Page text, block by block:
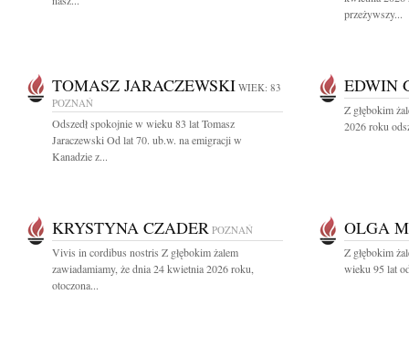
przeżywszy...
TOMASZ JARACZEWSKI WIEK: 83
POZNAŃ
Odszedł spokojnie w wieku 83 lat Tomasz
Jaraczewski Od lat 70. ub.w. na emigracji w
Kanadzie z...
EDWIN
Z głębokim
2026 roku
KRYSTYNA CZADER POZNAŃ
Vivis in cordibus nostris Z głębokim żalem
zawiadamiamy, że dnia 24 kwietnia 2026 roku,
otoczona...
OLGA
Z głębokim
wieku 95 lat